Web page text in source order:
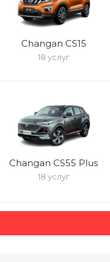
Changan CS15
18 услуг
Changan CS55 Plus
18 услуг